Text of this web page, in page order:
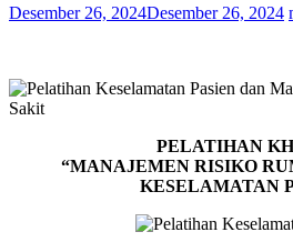
Desember 26, 2024Desember 26, 2024
PELATIHAN
“MANAJEMEN RISIKO
KESELAMATAN